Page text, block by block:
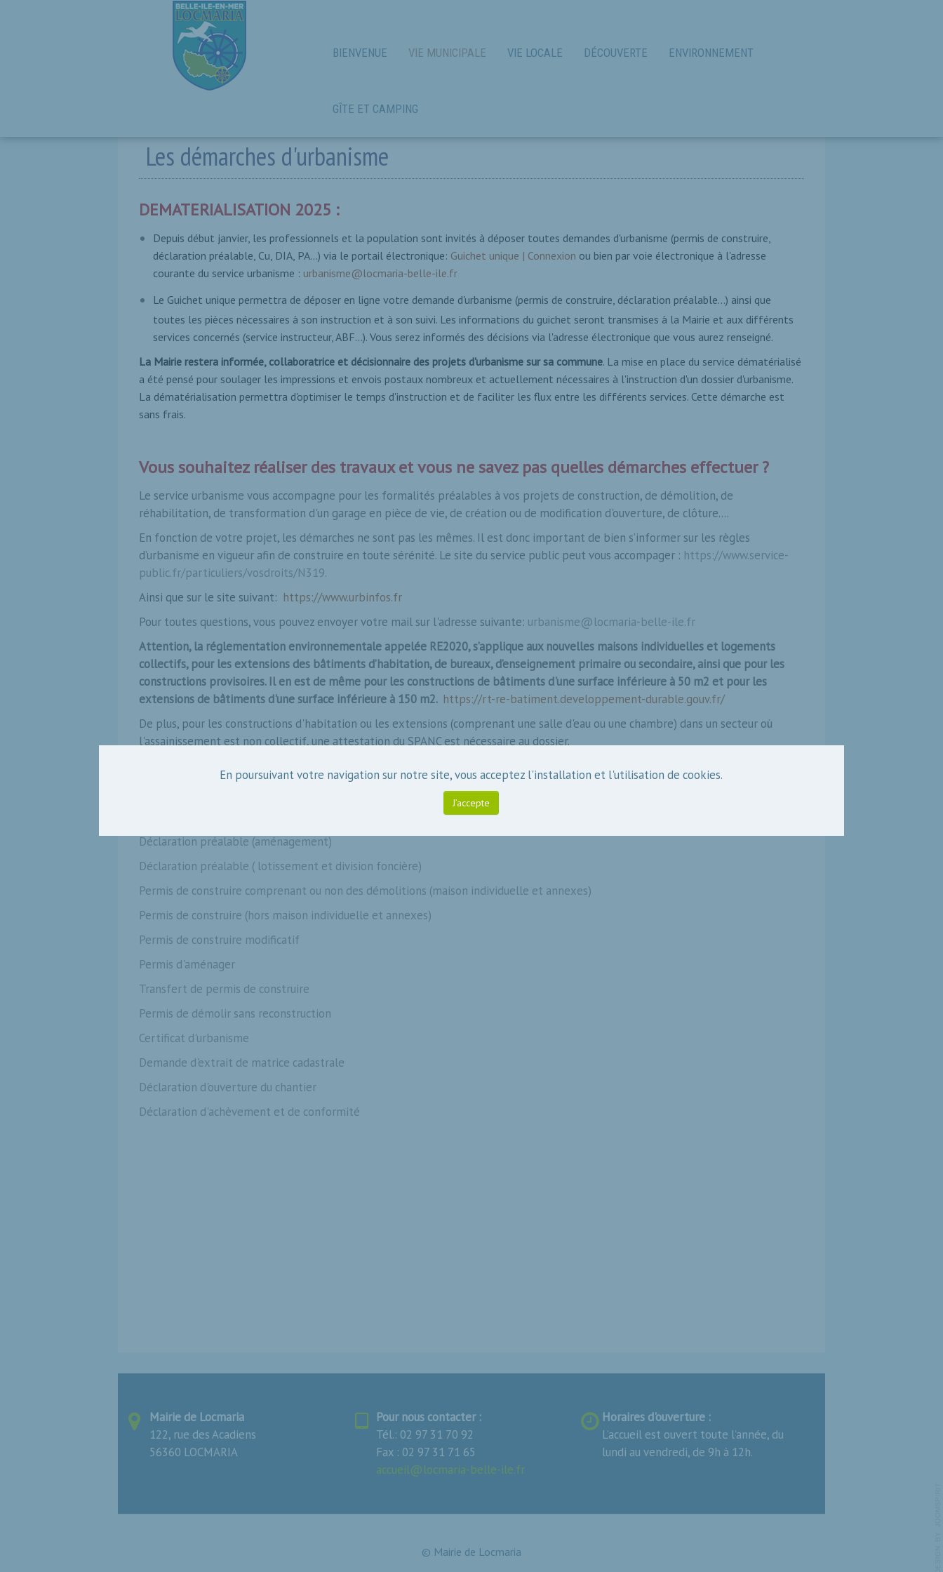
En poursuivant votre navigation sur notre site, vous acceptez l'installation et l'utilisation de cookies.
J’accepte
BIENVENUE VIE MUNICIPALE VIE LOCALE DÉCOUVERTE ENVIRONNEMENT
GÎTE ET CAMPING
Les démarches d'urbanisme
DEMATERIALISATION 2025 :
Depuis début janvier, les professionnels et la population sont invités à déposer toutes demandes d'urbanisme (permis de construire,
déclaration préalable, Cu, DIA, PA...) via le portail électronique: Guichet unique | Connexion ou bien par voie électronique à l'adresse
courante du service urbanisme : urbanisme@locmaria-belle-ile.fr
Le Guichet unique permettra de déposer en ligne votre demande d'urbanisme (permis de construire, déclaration préalable...) ainsi que
toutes les pièces nécessaires à son instruction et à son suivi. Les informations du guichet seront transmises à la Mairie et aux différents
services concernés (service instructeur, ABF...). Vous serez informés des décisions via l'adresse électronique que vous aurez renseigné.
La Mairie restera informée, collaboratrice et décisionnaire des projets d'urbanisme sur sa commune. La mise en place du service dématérialisé
a été pensé pour soulager les impressions et envois postaux nombreux et actuellement nécessaires à l'instruction d'un dossier d'urbanisme.
La dématérialisation permettra d'optimiser le temps d'instruction et de faciliter les flux entre les différents services. Cette démarche est
sans frais.
Vous souhaitez réaliser des travaux et vous ne savez pas quelles démarches effectuer ?
Le service urbanisme vous accompagne pour les formalités préalables à vos projets de construction, de démolition, de
réhabilitation, de transformation d'un garage en pièce de vie, de création ou de modification d'ouverture, de clôture....
En fonction de votre projet, les démarches ne sont pas les mêmes. Il est donc important de bien s’informer sur les règles
d’urbanisme en vigueur afin de construire en toute sérénité. Le site du service public peut vous accompager : https://www.service-
public.fr/particuliers/vosdroits/N319.
Ainsi que sur le site suivant: https://www.urbinfos.fr
Pour toutes questions, vous pouvez envoyer votre mail sur l'adresse suivante: urbanisme@locmaria-belle-ile.fr
Attention, la réglementation environnementale appelée RE2020, s’applique aux nouvelles maisons individuelles et logements
collectifs, pour les extensions des bâtiments d’habitation, de bureaux, d’enseignement primaire ou secondaire, ainsi que pour les
constructions provisoires. Il en est de même pour les constructions de bâtiments d'une surface inférieure à 50 m2 et pour les
extensions de bâtiments d'une surface inférieure à 150 m2. https://rt-re-batiment.developpement-durable.gouv.fr/
De plus, pour les constructions d'habitation ou les extensions (comprenant une salle d'eau ou une chambre) dans un secteur où
l'assainissement est non collectif, une attestation du SPANC est nécessaire au dossier.
Déclaration préalable (aménagement)
Déclaration préalable ( lotissement et division foncière)
Permis de construire comprenant ou non des démolitions (maison individuelle et annexes)
Permis de construire (hors maison individuelle et annexes)
Permis de construire modificatif
Permis d'aménager
Transfert de permis de construire
Permis de démolir sans reconstruction
Certificat d'urbanisme
Demande d'extrait de matrice cadastrale
Déclaration d'ouverture du chantier
Déclaration d'achèvement et de conformité
Mairie de Locmaria
122, rue des Acadiens
56360 LOCMARIA
Pour nous contacter :
Tél.: 02 97 31 70 92
Fax : 02 97 31 71 65
accueil@locmaria-belle-ile.fr
Horaires d'ouverture :
L’accueil est ouvert toute l’année, du
lundi au vendredi, de 9h à 12h.
© Mairie de Locmaria